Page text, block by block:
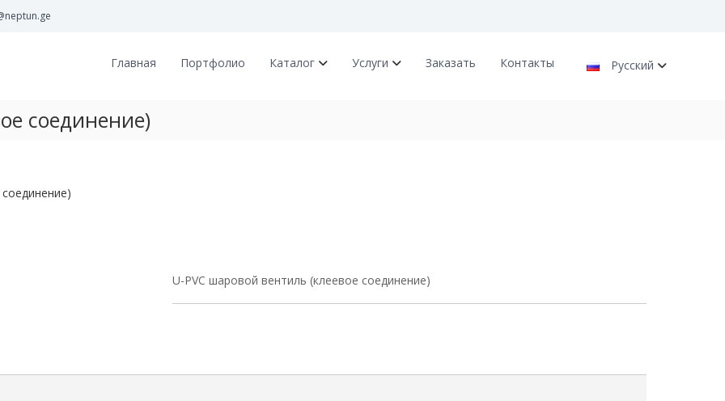
Главная Портфолио Каталог Услуги Заказать Контакты Русский
соединение)
U-PVC шаровой вентиль (клеевое соединение)